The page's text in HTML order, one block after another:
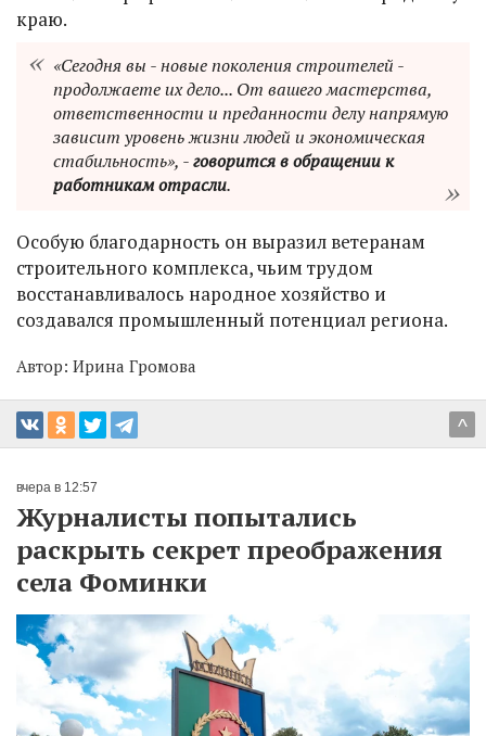
краю.
«Сегодня вы - новые поколения строителей -
продолжаете их дело... От вашего мастерства,
ответственности и преданности делу напрямую
зависит уровень жизни людей и экономическая
стабильность», -говорится в обращении к
работникам отрасли.
Особую благодарность он выразил ветеранам
строительного комплекса, чьим трудом
восстанавливалось народное хозяйство и
создавался промышленный потенциал региона.
Автор: Ирина Громова
^
вчера в 12:57
Журналисты попытались
раскрыть секрет преображения
села Фоминки